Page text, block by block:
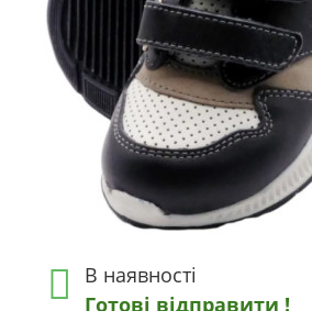
В наявності
Готові відправити !